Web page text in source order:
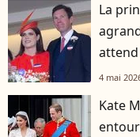
La
4 mai
Kate